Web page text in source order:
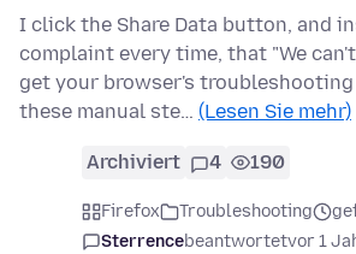
I click the Share Data button, and
complaint every time, that "We
get your browser's
these manual ste… (Lesen Sie mehr)
Archiviert 4 190
Firefox Troubleshooting
Sterrencebeantwortetvor 1